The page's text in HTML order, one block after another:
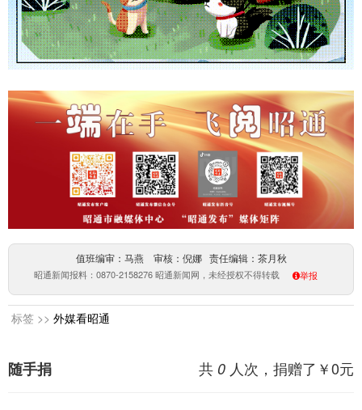
值班编审：马燕 审核：倪娜 责任编辑：茶月秋
昭通新闻报料：0870-2158276 昭通新闻网，未经授权不得转载 举报
标签 >> 外媒看昭通
共 0 人次，捐赠了￥0元
随手捐